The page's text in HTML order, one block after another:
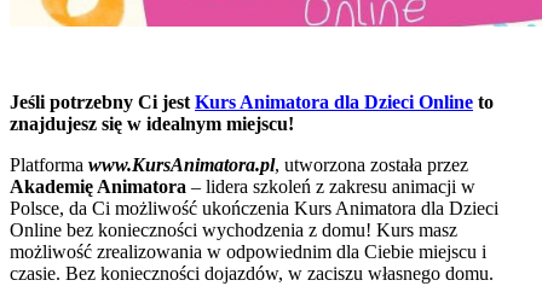
Jeśli potrzebny Ci jestKurs Animatora dla Dzieci Online to
znajdujesz się w idealnym miejscu!
Platforma www.KursAnimatora.pl, utworzona została przez
Akademię Animatora – lidera szkoleń z zakresu animacji w
Polsce, da Ci możliwość ukończenia Kurs Animatora dla Dzieci
Online bez konieczności wychodzenia z domu! Kurs masz
możliwość zrealizowania w odpowiednim dla Ciebie miejscu i
czasie. Bez konieczności dojazdów, w zaciszu własnego domu.